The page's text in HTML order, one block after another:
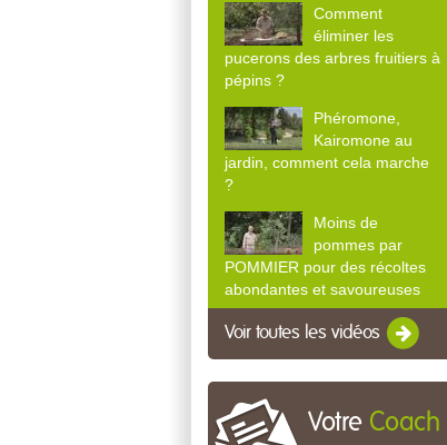
Comment
éliminer les
pucerons des arbres fruitiers à
pépins ?
Phéromone,
Kairomone au
jardin, comment cela marche
?
Moins de
pommes par
POMMIER pour des récoltes
abondantes et savoureuses
Voir toutes les vidéos
Votre Coach